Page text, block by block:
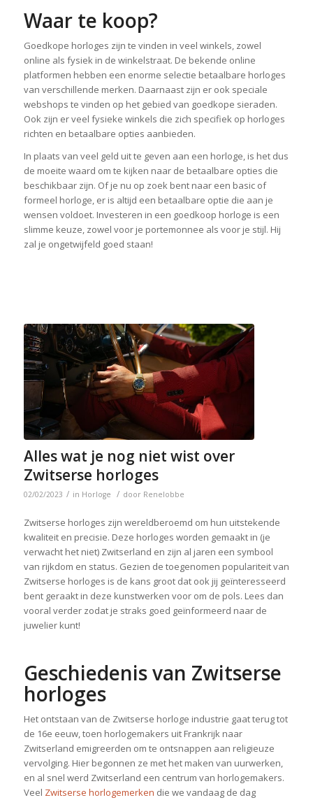
Waar te koop?
Goedkope horloges zijn te vinden in veel winkels, zowel
online als fysiek in de winkelstraat. De bekende online
platformen hebben een enorme selectie betaalbare horloges
van verschillende merken. Daarnaast zijn er ook speciale
webshops te vinden op het gebied van goedkope sieraden.
Ook zijn er veel fysieke winkels die zich specifiek op horloges
richten en betaalbare opties aanbieden.
In plaats van veel geld uit te geven aan een horloge, is het dus
de moeite waard om te kijken naar de betaalbare opties die
beschikbaar zijn. Of je nu op zoek bent naar een basic of
formeel horloge, er is altijd een betaalbare optie die aan je
wensen voldoet. Investeren in een goedkoop horloge is een
slimme keuze, zowel voor je portemonnee als voor je stijl. Hij
zal je ongetwijfeld goed staan!
Alles wat je nog niet wist over
Zwitserse horloges
02/02/2023 / in Horloge / door Renelobbe
Zwitserse horloges zijn wereldberoemd om hun uitstekende
kwaliteit en precisie. Deze horloges worden gemaakt in (je
verwacht het niet) Zwitserland en zijn al jaren een symbool
van rijkdom en status. Gezien de toegenomen populariteit van
Zwitserse horloges is de kans groot dat ook jij geïnteresseerd
bent geraakt in deze kunstwerken voor om de pols. Lees dan
vooral verder zodat je straks goed geïnformeerd naar de
juwelier kunt!
Geschiedenis van Zwitserse
horloges
Het ontstaan van de Zwitserse horloge industrie gaat terug tot
de 16e eeuw, toen horlogemakers uit Frankrijk naar
Zwitserland emigreerden om te ontsnappen aan religieuze
vervolging. Hier begonnen ze met het maken van uurwerken,
en al snel werd Zwitserland een centrum van horlogemakers.
Veel Zwitserse horlogemerken die we vandaag de dag